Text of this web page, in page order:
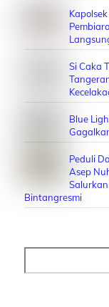
Si Caka
Blue
Peduli
Asep
Bintangresmi